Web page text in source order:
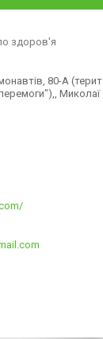
здоров'я
80-А (терит
Миколаї